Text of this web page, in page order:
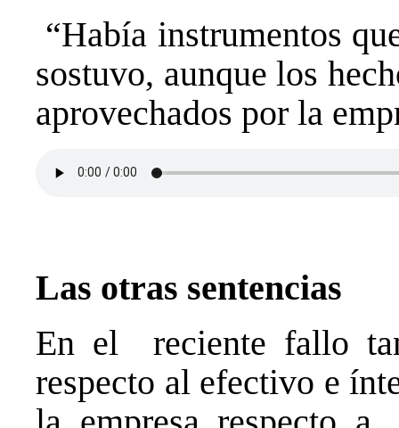
“Había instrumentos
sostuvo, aunque los
aprovechados por la
Las otras sentencias
En el reciente fallo
respecto al efectivo e